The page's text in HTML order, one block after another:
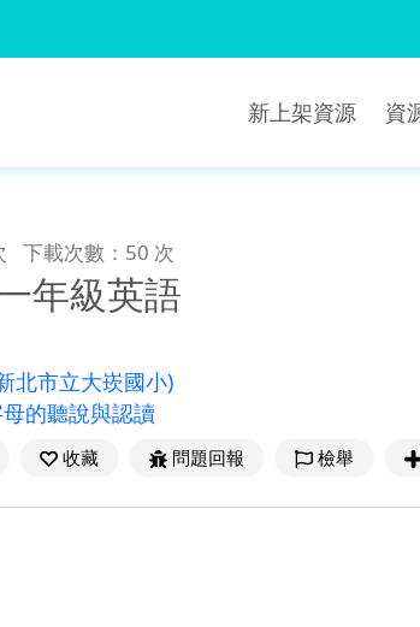
新上架資源 資
下載次數：50 次
年級英語
北市立大崁國小)
的聽說與認讀
收藏 問題回報 檢舉